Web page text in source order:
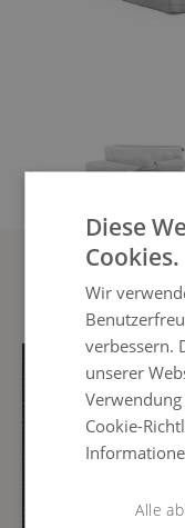
Diese
Cookies.
Wir
verbessern.
unserer
Cookie-
Alle